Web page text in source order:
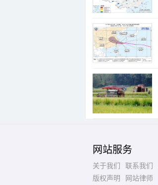
网站服务
关于我们 联系我们
版权声明
网站律师